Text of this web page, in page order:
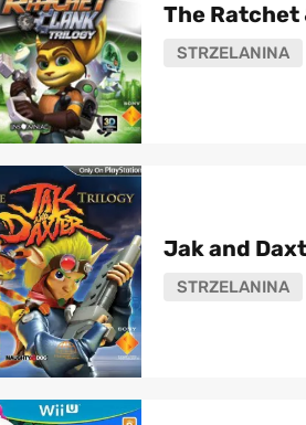
The Ratchet
STRZELANINA
Jak and
STRZELANINA